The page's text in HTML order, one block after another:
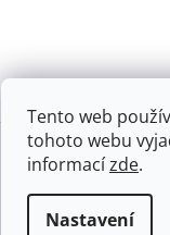
Tento web
tohoto webu
informacízde.
Nastavení
Upravit nastavení cookies